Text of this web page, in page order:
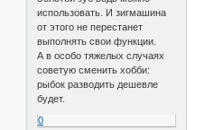
использовать. И зигмашина
от этого не перестанет
выполнять свои функции.
А в особо тяжелых случаях
советую сменить хобби:
рыбок разводить дешевле
будет.
0